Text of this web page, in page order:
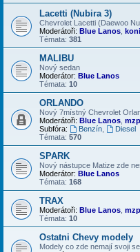
Lacetti (Nubira 3)
Chevrolet Lacetti (Daewoo
Moderátoři: Blue Lanos
Témata: 381
MALIBU
Nový sedan
Moderátor: Blue Lanos
Témata: 10
ORLANDO
Nový 7místný Chevrolet
Moderátoři: Blue Lanos
Subfóra:
Benzín,
Diesel
Témata: 570
SPARK
Nový nástupce Matize zde
Moderátor: Blue Lanos
Témata: 168
TRAX
Moderátoři: Blue Lanos
Témata: 10
Ostatni Chevy modely
Modely co zde nemají svoji